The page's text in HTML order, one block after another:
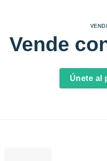
Vende
Únete al